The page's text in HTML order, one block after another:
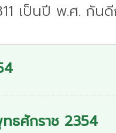
เป็นปี พ.ศ. กัน
ธศักราช 2354